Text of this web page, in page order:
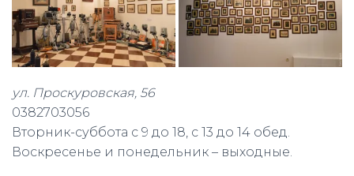
ул. Проскуровская, 56
0382703056
Вторник-суббота с 9 до 18, с 13 до 14 обед.
Воскресенье и понедельник – выходные.